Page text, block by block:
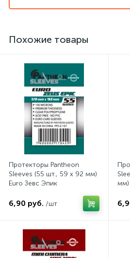
Похожие товары
Протекторы Pantheon
Sleeves (55 шт., 59 x 92 мм)
Euro Зевс Эпик
6,90 руб. /шт
мм)